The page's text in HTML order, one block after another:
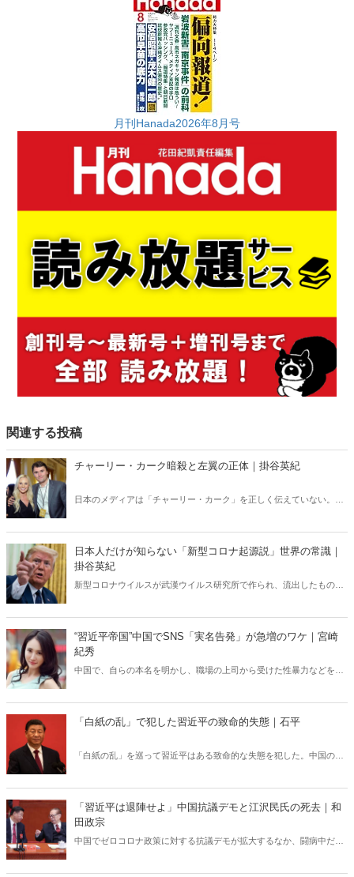
月刊Hanada2026年8月号
関連する投稿
チャーリー・カーク暗殺と左翼の正体｜掛谷英紀
日本のメディアは「チャーリー・カーク」を正しく伝えていない。カ
釈では絶対にわからない「チャーリー・カーク」現象の本質。
日本人だけが知らない「新型コロナ起源説」世界の常識｜
掛谷英紀
新型コロナウイルスが武漢ウイルス研究所で作られ、流出したもので
研究所起源」をめぐる深い闇。
“習近平帝国”中国でSNS「実名告発」が急増のワケ｜宮崎
紀秀
中国で、自らの本名を明かし、職場の上司から受けた性暴力などを告
に走るのか。そこからは現代の中国社会が抱える病理が垣間見えた。
「白紙の乱」で犯した習近平の致命的失態｜石平
「白紙の乱」を巡って習近平はある致命的な失態を犯した。中国の
外にないだろう。台湾有事が予定よりも早まる危険性がある。
「習近平は退陣せよ」中国抗議デモと江沢民氏の死去｜和
田政宗
中国でゼロコロナ政策に対する抗議デモが拡大するなか、闘病中だっ